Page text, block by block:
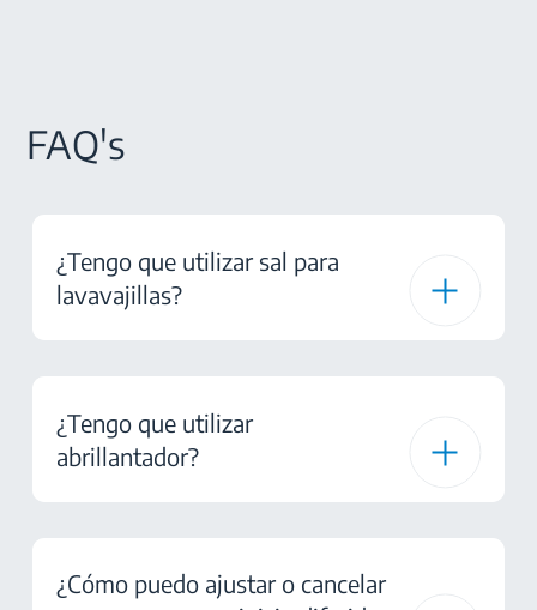
FAQ's
¿Tengo que utilizar sal para
lavavajillas?
¿Tengo que utilizar
abrillantador?
¿Cómo puedo ajustar o cancelar